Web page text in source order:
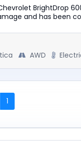
BrightDrop
and has been
total loss...
AWD
1